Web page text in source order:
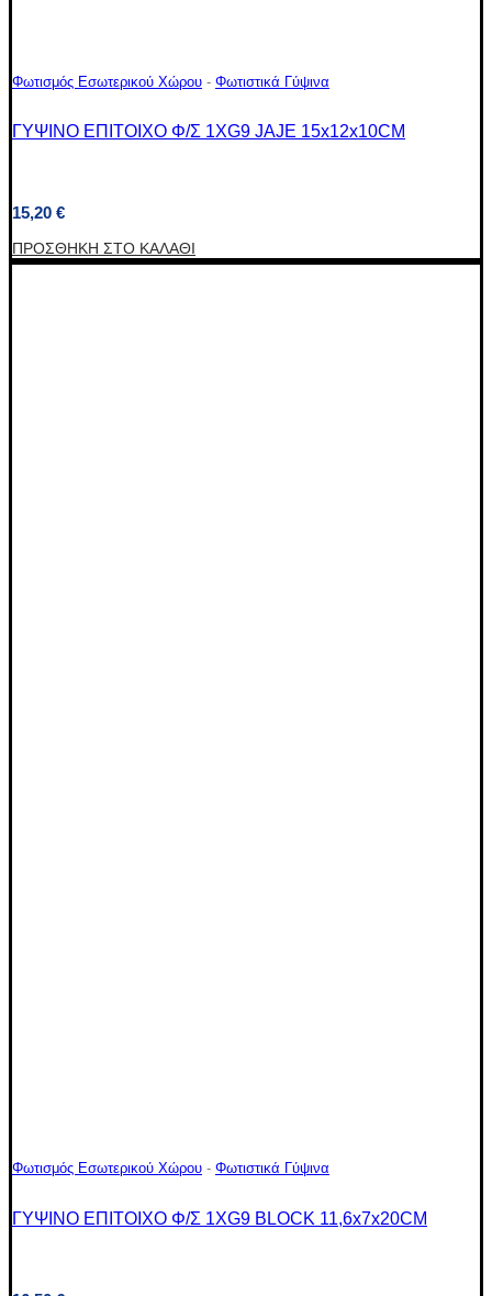
Φωτισμός Εσωτερικού Χώρου - Φωτιστικά Γύψινα
ΓΥΨΙΝΟ ΕΠΙΤΟΙΧΟ Φ/Σ 1XG9 JAJE 15x12x10CM
15,20 €
ΠΡΟΣΘΉΚΗ ΣΤΟ ΚΑΛΆΘΙ
Φωτισμός Εσωτερικού Χώρου - Φωτιστικά Γύψινα
ΓΥΨΙΝΟ ΕΠΙΤΟΙΧΟ Φ/Σ 1XG9 BLOCK 11,6x7x20CM